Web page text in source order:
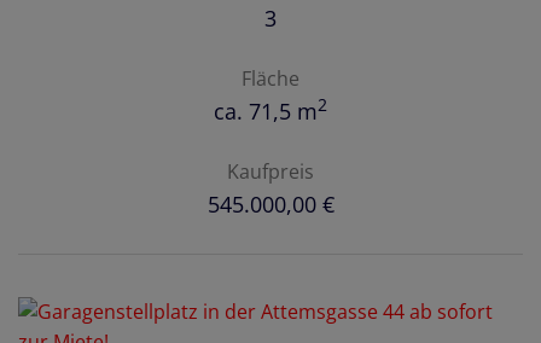
3
Fläche
ca. 71,5 m2
Kaufpreis
545.000,00 €